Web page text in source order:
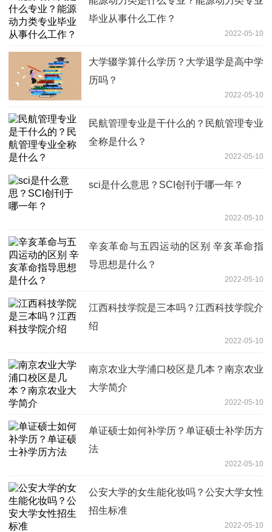
毕业从事什么工作？
2022-05-10
大学辍学算什么学历？大学退学是高中学
历吗？
2022-05-10
民航管理专业是干什么的？民航管理专业
全称是什么？
2022-05-10
sci是什么意思？SCI创刊于哪一年？
2022-05-10
辛亥革命与五四运动的区别 辛亥革命指
导思想是什么？
2022-05-10
江西科技学院是三本吗？江西科技学院介
绍
2022-05-10
南京农业大学浦口校区是几本？南京农业
大学简介
2022-05-10
单证硕士如何补学历？单证硕士补学历方
法
2022-05-10
公安大学的女生能化妆吗？公安大学女性
招生标准
2022-05-10